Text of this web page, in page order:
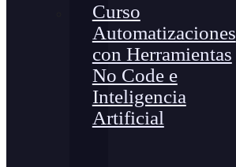
Curso
Automatizaciones
con Herramientas
No Code e
Inteligencia
Artificial